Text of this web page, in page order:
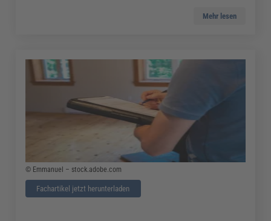
Mehr lesen
© Emmanuel – stock.adobe.com
Fachartikel jetzt herunterladen